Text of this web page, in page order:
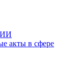
акты в сфере